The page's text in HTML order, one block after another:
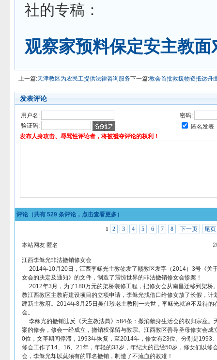
社的专稿：
观察家预料保定安主教面
上一篇:天津教区为农民工提供法律咨询服务下一篇:教会首批救援物资抵达舟
发表评论
用户名:
密码:
验证码:
匿名发表
发布人身攻击、辱骂性评论者，将被褫夺评论的权利！
评论（共有 529 条评论，点击查看更多）
1 2 3 4 5 6 7 8 下一页 尾页
本站网友 匿名
江西李稣光非法撤销修女会
2014年10月20日，江西李稣光主教签发了赣教区发字（2014）3号《关
女会的决定及通知》的文件，制造了震惊世界的非法撤销修女会惨案！
2012年3月，为了180万元的架桥装修工程，把修女会从南昌迁移到架桥
教江西教区主教府建设项目的立项申请，李稣光找借口给修女放了长假，计
建新主教府。2014年8月25日吴仕珍老主教刚一去世，李稣光就迫不及待
会。
李稣光的撤销违反《天主教法典》584条：撤消献身生活会的权归宗座。
案的修会，修会一经成立，撤销权保留与教宗。江西教区善导圣母修女会
0位，文革期间停滞，1993年恢复，至2014年，修女有23位。分别是1993
修会工作了14、16、21年，年轻的33岁，年纪大的已经50岁，修女们以修
会，李稣光却以莫须有的罪名撤销，制造了不流血的教难！